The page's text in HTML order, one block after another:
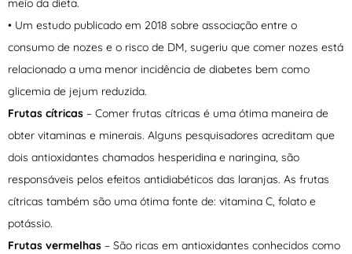
meio da dieta.
• Um estudo publicado em 2018 sobre associação entre o
consumo de nozes e o risco de DM, sugeriu que comer nozes está
relacionado a uma menor incidência de diabetes bem como
glicemia de jejum reduzida.
Frutas cítricas – Comer frutas cítricas é uma ótima maneira de
obter vitaminas e minerais. Alguns pesquisadores acreditam que
dois antioxidantes chamados hesperidina e naringina, são
responsáveis pelos efeitos antidiabéticos das laranjas. As frutas
cítricas também são uma ótima fonte de: vitamina C, folato e
potássio.
Frutas vermelhas – São ricas em antioxidantes conhecidos como